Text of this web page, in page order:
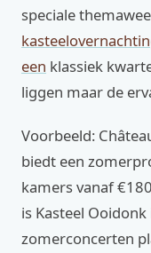
speciale
een klassiek
liggen maar de
Voorbeeld:
biedt een
kamers vanaf
is Kasteel
zomerconcerten